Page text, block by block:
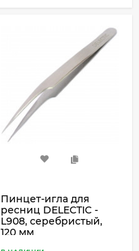
Пинцет-игла для
ресниц DELECTIC -
L908, серебристый,
120 мм